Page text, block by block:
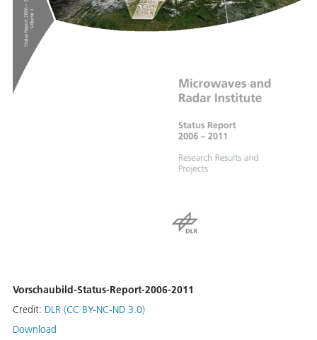
Vorschaubild-Status-Report-2006-2011
Credit: DLR (CC BY-NC-ND 3.0)
Download